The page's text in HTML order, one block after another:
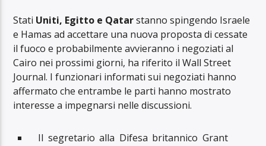
Stati Uniti, Egitto e Qatarstanno spingendo Israele
e Hamas ad accettare una nuova proposta di cessate
il fuoco e probabilmente avvieranno i negoziati al
Cairo nei prossimi giorni, ha riferito il Wall Street
Journal. I funzionari informati sui negoziati hanno
affermato che entrambe le parti hanno mostrato
interesse a impegnarsi nelle discussioni.
Il segretario alla Difesa britannico Grant